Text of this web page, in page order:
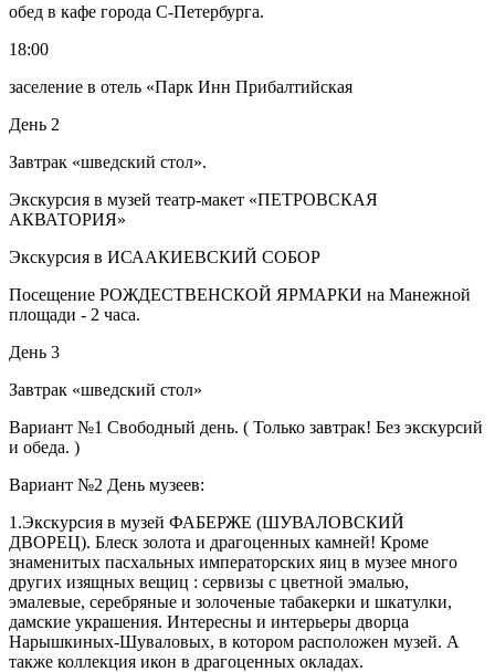
обед в кафе города С-Петербурга.
18:00
заселение в отель «Парк Инн Прибалтийская
День 2
Завтрак «шведский стол».
Экскурсия в музей театр-макет «ПЕТРОВСКАЯ
АКВАТОРИЯ»
Экскурсия в ИСААКИЕВСКИЙ СОБОР
Посещение РОЖДЕСТВЕНСКОЙ ЯРМАРКИ на Манежной
площади - 2 часа.
День 3
Завтрак «шведский стол»
Вариант №1 Свободный день. ( Только завтрак! Без экскурсий
и обеда. )
Вариант №2 День музеев:
1.Экскурсия в музей ФАБЕРЖЕ (ШУВАЛОВСКИЙ
ДВОРЕЦ). Блеск золота и драгоценных камней! Кроме
знаменитых пасхальных императорских яиц в музее много
других изящных вещиц : сервизы с цветной эмалью,
эмалевые, серебряные и золоченые табакерки и шкатулки,
дамские украшения. Интересны и интерьеры дворца
Нарышкиных-Шуваловых, в котором расположен музей. А
также коллекция икон в драгоценных окладах.